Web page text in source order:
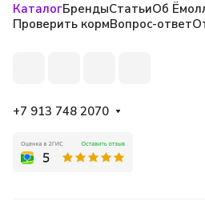
КаталогБрендыСтатьиОб
Проверить кормВопрос-ответ
+7 913 748 2070